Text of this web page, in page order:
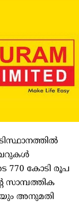
770 കോടി രൂപ
സാമ്പത്തിക
അനുമതി